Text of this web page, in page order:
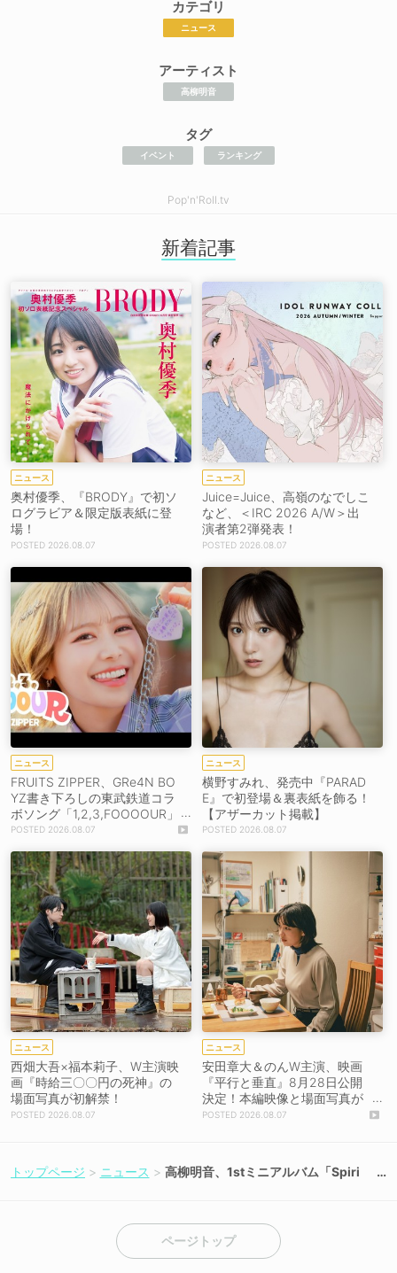
カテゴリ
ニュース
アーティスト
高柳明音
タグ
イベント ランキング
Pop'n'Roll.tv
新着記事
ニュース
奥村優季、『BRODY』で初ソ
ログラビア＆限定版表紙に登
場！
2026.08.07
ニュース
Juice=Juice、高嶺のなでしこ
など、＜IRC 2026 A/W＞出
演者第2弾発表！
2026.08.07
ニュース
FRUITS ZIPPER、GRe4N BO
YZ書き下ろしの東武鉄道コラ
ボソング「1,2,3,FOOOOUR」
をリリース＆MV公開！
2026.08.07
ニュース
横野すみれ、発売中『PARAD
E』で初登場＆裏表紙を飾る！
【アザーカット掲載】
2026.08.07
ニュース
西畑大吾×福本莉子、W主演映
画『時給三〇〇円の死神』の
場面写真が初解禁！
2026.08.07
ニュース
安田章大＆のんW主演、映画
『平行と垂直』8月28日公開
決定！本編映像と場面写真が
初解禁！2026.08.07
トップページ ニュース
高柳明音、1stミニアルバム「Spiri
ページトップ